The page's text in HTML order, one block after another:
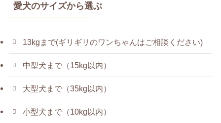
愛犬のサイズから選ぶ
13kgまで(ギリギリのワンちゃんはご相談ください)
中型犬まで（15kg以内）
大型犬まで（35kg以内）
小型犬まで（10kg以内）